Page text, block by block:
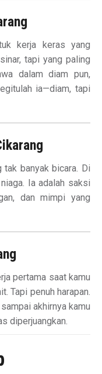
kerja keras yang
tapi yang paling
dalam diam pun,
ia—diam, tapi
tak banyak bicara. Di
Ia adalah saksi
dan mimpi yang
pertama saat kamu
Tapi penuh harapan.
akhirnya kamu
diperjuangkan.